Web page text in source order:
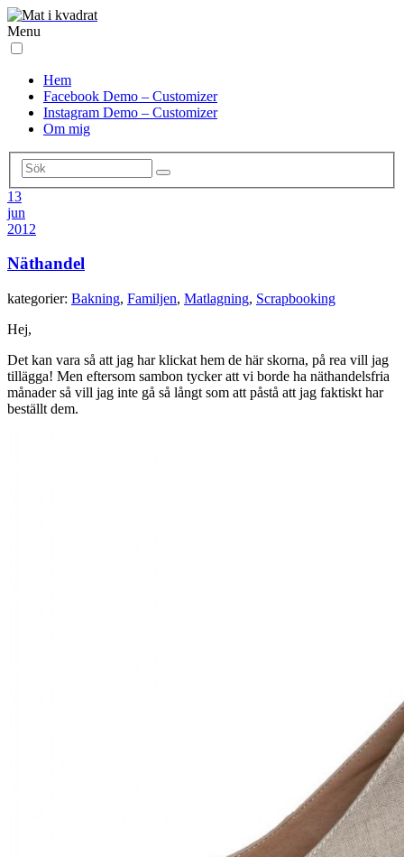
Menu
Hem
Facebook Demo – Customizer
Instagram Demo – Customizer
Om mig
13
jun
2012
Näthandel
kategorier: Bakning, Familjen, Matlagning, Scrapbooking
Hej,
Det kan vara så att jag har klickat hem de här skorna, på rea vill jag
tillägga! Men eftersom sambon tycker att vi borde ha näthandelsfria
månader så vill jag inte gå så långt som att påstå att jag faktiskt har
beställt dem.